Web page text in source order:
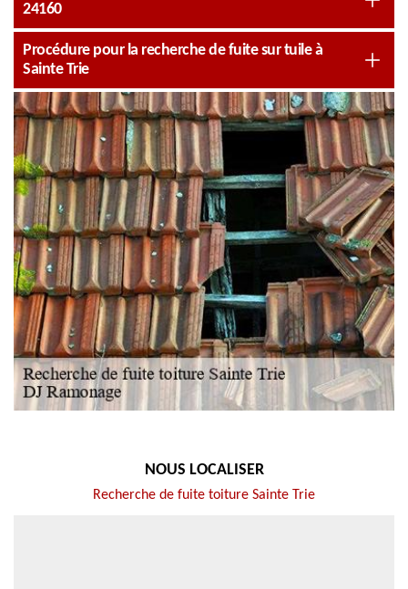
24160
Procédure pour la recherche de fuite sur tuile à
Sainte Trie
NOUS LOCALISER
Recherche de fuite toiture Sainte Trie